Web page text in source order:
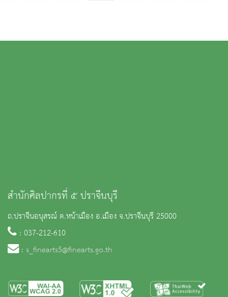
สำนักศิลปากรที่ ๕ ปราจีนบุรี
ถ.ปราจีนอนุสรณ์ ต.หน้าเมือง อ.เมือง จ.ปราจีนบุรี 25000
: 037-212-610
: s_finearts5@finearts.go.th